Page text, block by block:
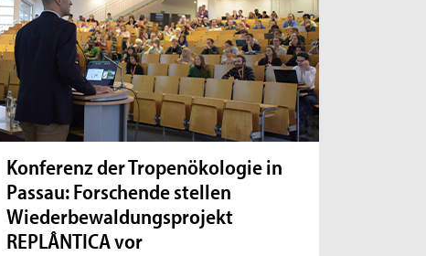
Konferenz der Tropenökologie in
Passau: Forschende stellen
Wiederbewaldungsprojekt
REPLÂNTICA vor